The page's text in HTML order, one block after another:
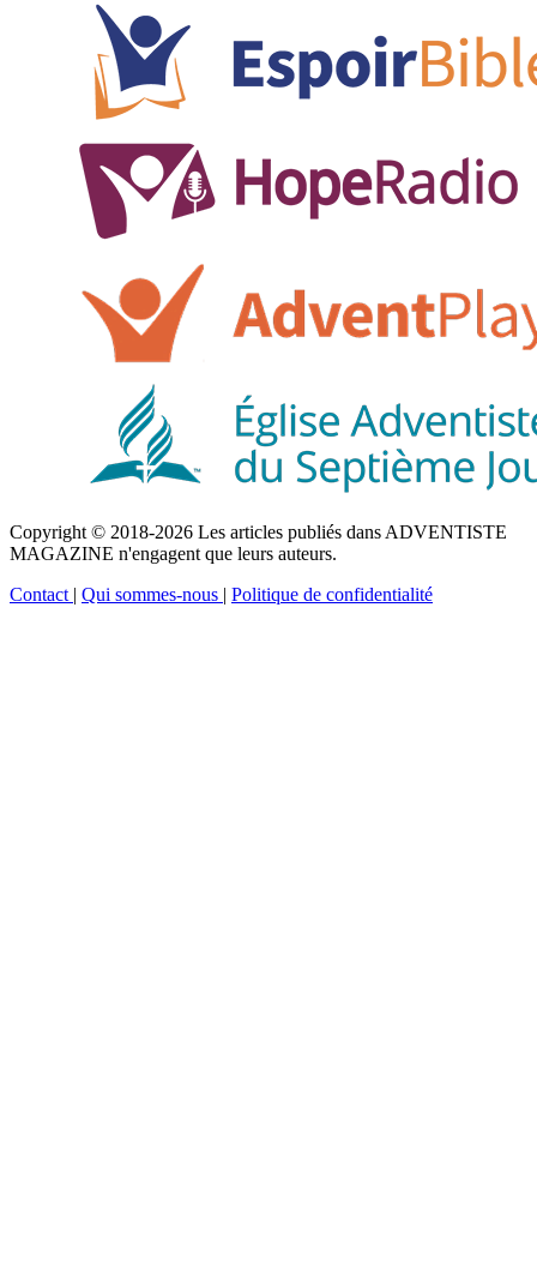
Copyright © 2018-2026 Les articles publiés dans ADVENTISTE
MAGAZINE n'engagent que leurs auteurs.
Contact | Qui sommes-nous | Politique de confidentialité